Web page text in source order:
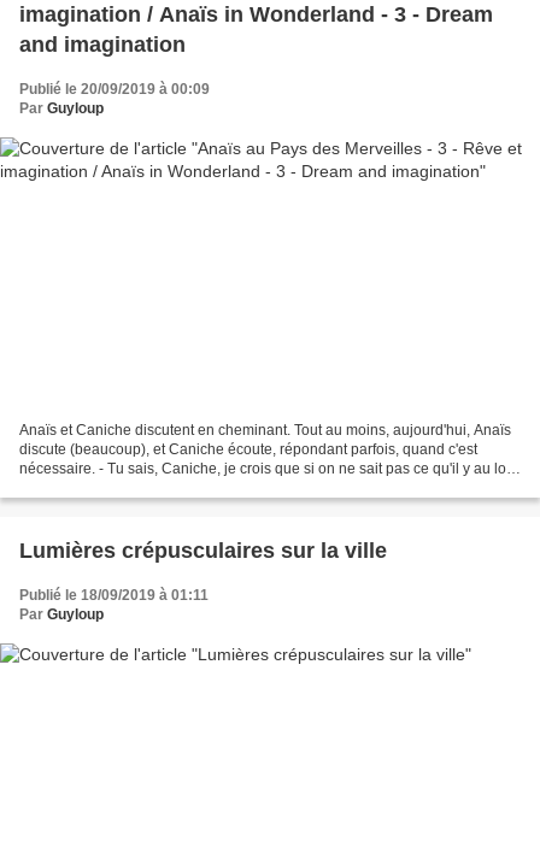
imagination / Anaïs in Wonderland - 3 - Dream
and imagination
Publié le 20/09/2019 à 00:09
Par Guyloup
Anaïs et Caniche discutent en cheminant. Tout au moins, aujourd'hui, Anaïs
discute (beaucoup), et Caniche écoute, répondant parfois, quand c'est
nécessaire. - Tu sais, Caniche, je crois que si on ne sait pas ce qu'il y au loin
Lumières crépusculaires sur la ville
Publié le 18/09/2019 à 01:11
Par Guyloup